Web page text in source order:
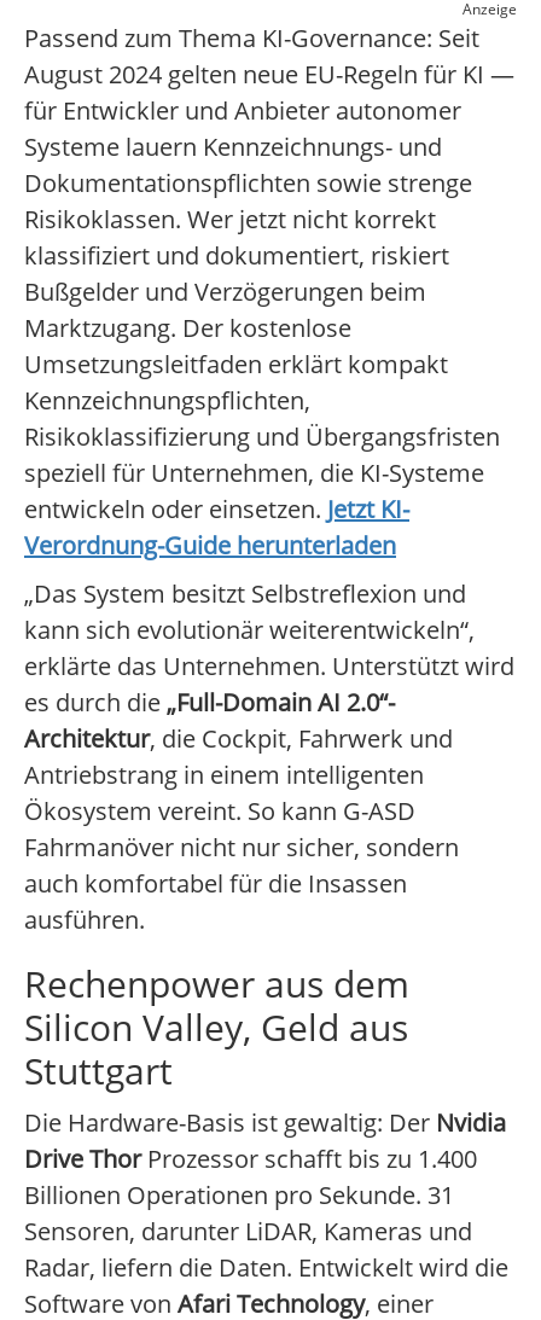
Anzeige
Passend zum Thema KI-Governance: Seit
August 2024 gelten neue EU-Regeln für KI —
für Entwickler und Anbieter autonomer
Systeme lauern Kennzeichnungs- und
Dokumentationspflichten sowie strenge
Risikoklassen. Wer jetzt nicht korrekt
klassifiziert und dokumentiert, riskiert
Bußgelder und Verzögerungen beim
Marktzugang. Der kostenlose
Umsetzungsleitfaden erklärt kompakt
Kennzeichnungspflichten,
Risikoklassifizierung und Übergangsfristen
speziell für Unternehmen, die KI-Systeme
entwickeln oder einsetzen. Jetzt KI-
Verordnung-Guide herunterladen
„Das System besitzt Selbstreflexion und
kann sich evolutionär weiterentwickeln“,
erklärte das Unternehmen. Unterstützt wird
es durch die „Full-Domain AI 2.0“-
Architektur, die Cockpit, Fahrwerk und
Antriebstrang in einem intelligenten
Ökosystem vereint. So kann G-ASD
Fahrmanöver nicht nur sicher, sondern
auch komfortabel für die Insassen
ausführen.
Rechenpower aus dem
Silicon Valley, Geld aus
Stuttgart
Die Hardware-Basis ist gewaltig: Der Nvidia
Drive ThorProzessor schafft bis zu 1.400
Billionen Operationen pro Sekunde. 31
Sensoren, darunter LiDAR, Kameras und
Radar, liefern die Daten. Entwickelt wird die
Software von Afari Technology, einer